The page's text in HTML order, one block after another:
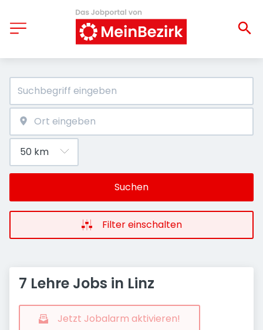
Suchen
Filter einschalten
7 Lehre Jobs in Linz
Jetzt Jobalarm aktivieren!